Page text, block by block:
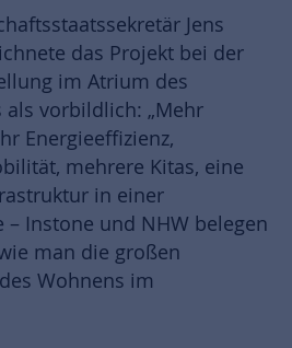
Jens
das Projekt bei der
im Atrium des
vorbildlich: „Mehr
Energieeffizienz,
mehrere Kitas, eine
in einer
– Instone und NHW belegen
man die großen
Wohnens im